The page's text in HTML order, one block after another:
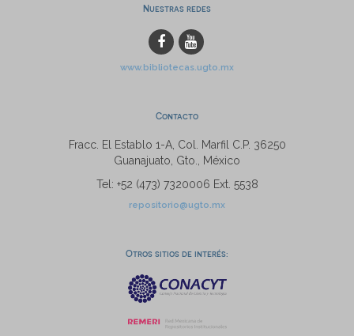
Nuestras redes
www.bibliotecas.ugto.mx
Contacto
Fracc. El Establo 1-A, Col. Marfil C.P. 36250
Guanajuato, Gto., México
Tel: +52 (473) 7320006 Ext. 5538
repositorio@ugto.mx
Otros sitios de interés: